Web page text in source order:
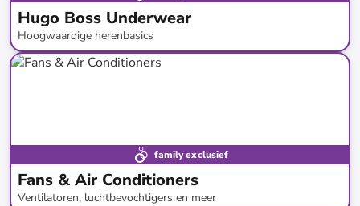
Hugo Boss Underwear
Hoogwaardige herenbasics
tot- 40 %*
family exclusief
Fans & Air Conditioners
Ventilatoren, luchtbevochtigers en meer